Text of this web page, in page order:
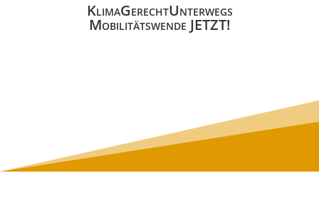
KlimaGerechtUnterwegs
Mobilitätswende JETZT!